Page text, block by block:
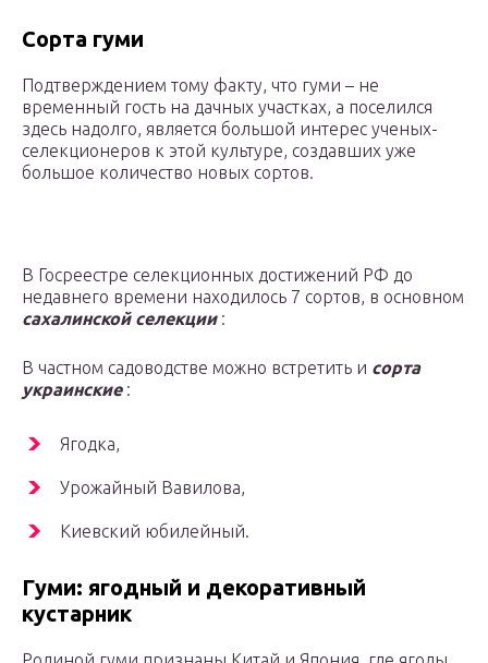
Сорта гуми
Подтверждением тому факту, что гуми – не
временный гость на дачных участках, а поселился
здесь надолго, является большой интерес ученых-
селекционеров к этой культуре, создавших уже
большое количество новых сортов.
В Госреестре селекционных достижений РФ до
недавнего времени находилось 7 сортов, в основном
сахалинской селекции:
В частном садоводстве можно встретить и сорта
украинские:
Ягодка,
Урожайный Вавилова,
Киевский юбилейный.
Гуми: ягодный и декоративный
кустарник